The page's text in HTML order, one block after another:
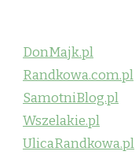
DonMajk.pl
Randkowa.com.pl
SamotniBlog.pl
Wszelakie.pl
UlicaRandkowa.pl